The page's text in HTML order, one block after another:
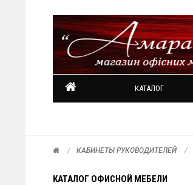
КАТАЛОГ
КАБИНЕТЫ РУКОВОДИТЕЛЕЙ
КАТАЛОГ ОФИСНОЙ МЕБЕЛИ